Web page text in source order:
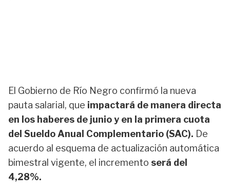
El Gobierno de Río Negro confirmó la nueva
pauta salarial, que impactará de manera directa
en los haberes de junio y en la primera cuota
del Sueldo Anual Complementario (SAC). De
acuerdo al esquema de actualización automática
bimestral vigente, el incremento será del
4,28%.